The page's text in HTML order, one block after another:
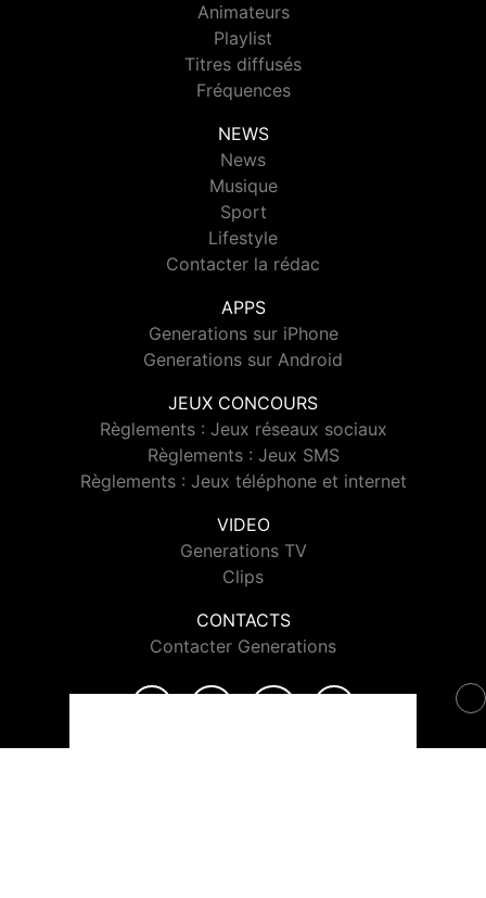
Animateurs
Playlist
Titres diffusés
Fréquences
NEWS
News
Musique
Sport
Lifestyle
Contacter la rédac
APPS
Generations sur iPhone
Generations sur Android
JEUX CONCOURS
Règlements : Jeux réseaux sociaux
Règlements : Jeux SMS
Règlements : Jeux téléphone et internet
VIDEO
Generations TV
Clips
CONTACTS
Contacter Generations